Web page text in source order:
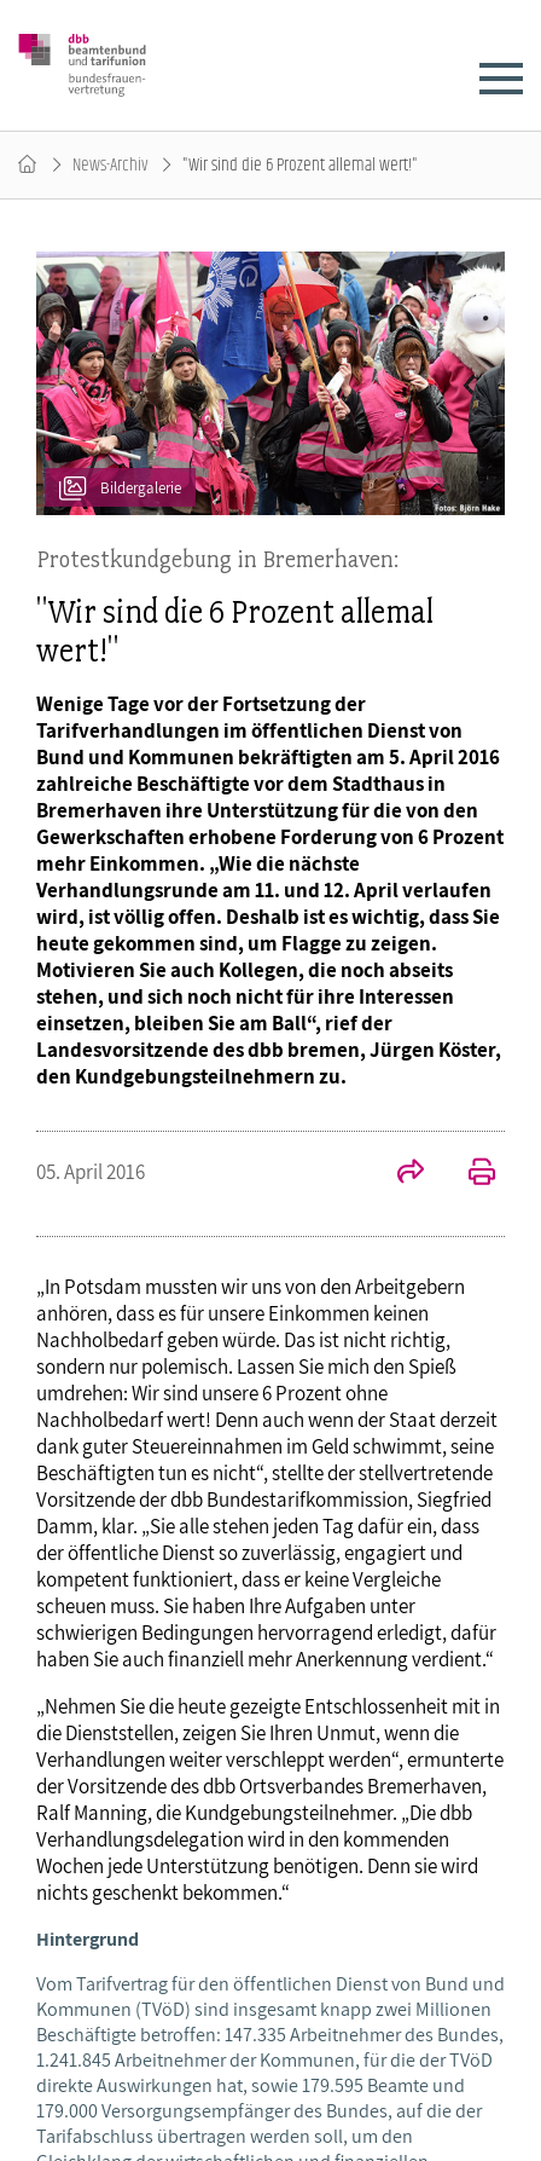
News-Archiv "Wir sind die 6 Prozent allemal wert!"
Bildergalerie
Protestkundgebung in Bremerhaven:
"Wir sind die 6 Prozent allemal
wert!"
Wenige Tage vor der Fortsetzung der
Tarifverhandlungen im öffentlichen Dienst von
Bund und Kommunen bekräftigten am 5. April 2016
zahlreiche Beschäftigte vor dem Stadthaus in
Bremerhaven ihre Unterstützung für die von den
Gewerkschaften erhobene Forderung von 6 Prozent
mehr Einkommen. „Wie die nächste
Verhandlungsrunde am 11. und 12. April verlaufen
wird, ist völlig offen. Deshalb ist es wichtig, dass Sie
heute gekommen sind, um Flagge zu zeigen.
Motivieren Sie auch Kollegen, die noch abseits
stehen, und sich noch nicht für ihre Interessen
einsetzen, bleiben Sie am Ball“, rief der
Landesvorsitzende des dbb bremen, Jürgen Köster,
den Kundgebungsteilnehmern zu.
05. April 2016
„In Potsdam mussten wir uns von den Arbeitgebern
anhören, dass es für unsere Einkommen keinen
Nachholbedarf geben würde. Das ist nicht richtig,
sondern nur polemisch. Lassen Sie mich den Spieß
umdrehen: Wir sind unsere 6 Prozent ohne
Nachholbedarf wert! Denn auch wenn der Staat derzeit
dank guter Steuereinnahmen im Geld schwimmt, seine
Beschäftigten tun es nicht“, stellte der stellvertretende
Vorsitzende der dbb Bundestarifkommission, Siegfried
Damm, klar. „Sie alle stehen jeden Tag dafür ein, dass
der öffentliche Dienst so zuverlässig, engagiert und
kompetent funktioniert, dass er keine Vergleiche
scheuen muss. Sie haben Ihre Aufgaben unter
schwierigen Bedingungen hervorragend erledigt, dafür
haben Sie auch finanziell mehr Anerkennung verdient.“
„Nehmen Sie die heute gezeigte Entschlossenheit mit in
die Dienststellen, zeigen Sie Ihren Unmut, wenn die
Verhandlungen weiter verschleppt werden“, ermunterte
der Vorsitzende des dbb Ortsverbandes Bremerhaven,
Ralf Manning, die Kundgebungsteilnehmer. „Die dbb
Verhandlungsdelegation wird in den kommenden
Wochen jede Unterstützung benötigen. Denn sie wird
nichts geschenkt bekommen.“
Hintergrund
Vom Tarifvertrag für den öffentlichen Dienst von Bund und
Kommunen (TVöD) sind insgesamt knapp zwei Millionen
Beschäftigte betroffen: 147.335 Arbeitnehmer des Bundes,
1.241.845 Arbeitnehmer der Kommunen, für die der TVöD
direkte Auswirkungen hat, sowie 179.595 Beamte und
179.000 Versorgungsempfänger des Bundes, auf die der
Tarifabschluss übertragen werden soll, um den